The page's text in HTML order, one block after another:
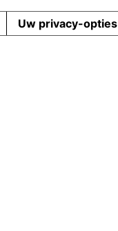
Uw privacy-opties